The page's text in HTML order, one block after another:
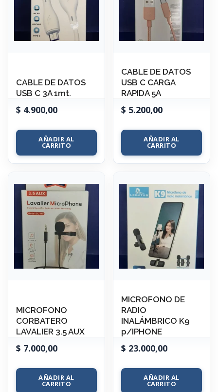
CABLE DE DATOS
USB C 3A 1mt.
$ 4.900,00
AÑADIR AL
CARRITO
CABLE DE DATOS
USB C CARGA
RAPIDA 5A
$ 5.200,00
AÑADIR AL
CARRITO
MICROFONO
CORBATERO
LAVALIER 3.5 AUX
$ 7.000,00
AÑADIR AL
CARRITO
MICROFONO DE
RADIO
INALÁMBRICO K9
p/IPHONE
$ 23.000,00
AÑADIR AL
CARRITO